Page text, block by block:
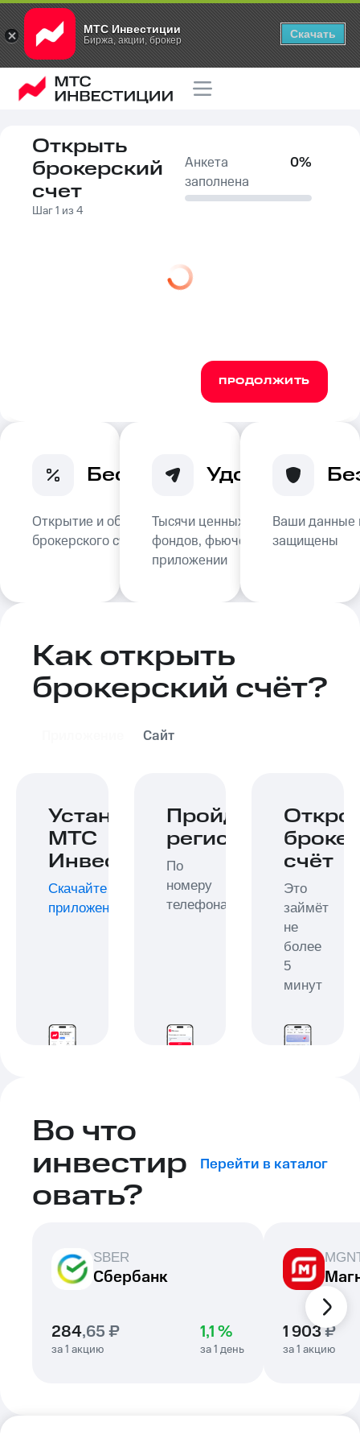
МТС Инвестиции
Биржа, акции, брокер Скачать
Открыть
брокерский
счет
Шаг 1 из 4
Анкета
заполнена
0%
ПРОДОЛЖИТЬ
Бесплатно
Открытие и обслуживание
брокерского счёта — 0₽
Удобно
Тысячи ценных бумаг,
фондов, фьючерсов в
приложении
Ваши данные
защищены
Как открыть
брокерский счёт?
Сайт
Установите
МТС
Инвестиции
Скачайте
приложение
Пройдите
регистрацию
По
номеру
телефона
счёт
Это
займёт
не
более
5
минут
Во что
инвестир
овать?
Перейти в каталог
SBER
Сбербанк
284,65₽
за 1 акцию
1,1 %
за 1 день
1 903₽
за 1 акцию